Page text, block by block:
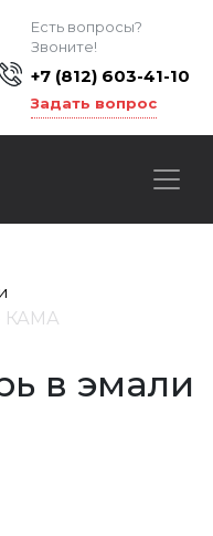
Есть вопросы?
Звоните!
+7 (812) 603-41-10
Задать вопрос
КАМА
в эмали